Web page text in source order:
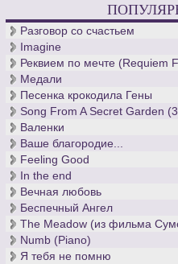
Разговор со счастьем
Imagine
Реквием по мечте (Requiem
Медали
Песенка крокодила Гены
Song From A Secret Garden
Валенки
Ваше благородие...
Feeling Good
In the end
Вечная любовь
Беспечный Ангел
The Meadow (из фильма
Numb (Piano)
Я тебя не помню